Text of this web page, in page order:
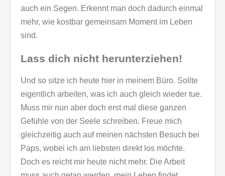
auch ein Segen. Erkennt man doch dadurch einmal
mehr, wie kostbar gemeinsam Moment im Leben
sind.
Lass dich nicht herunterziehen!
Und so sitze ich heute hier in meinem Büro. Sollte
eigentlich arbeiten, was ich auch gleich wieder tue.
Muss mir nun aber doch erst mal diese ganzen
Gefühle von der Seele schreiben. Freue mich
gleichzeitig auch auf meinen nächsten Besuch bei
Paps, wobei ich am liebsten direkt los möchte.
Doch es reicht mir heute nicht mehr. Die Arbeit